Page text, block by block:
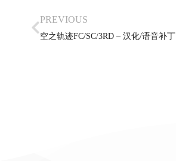
PREVIOUS
空之轨迹FC/SC/3RD – 汉化/语音补丁